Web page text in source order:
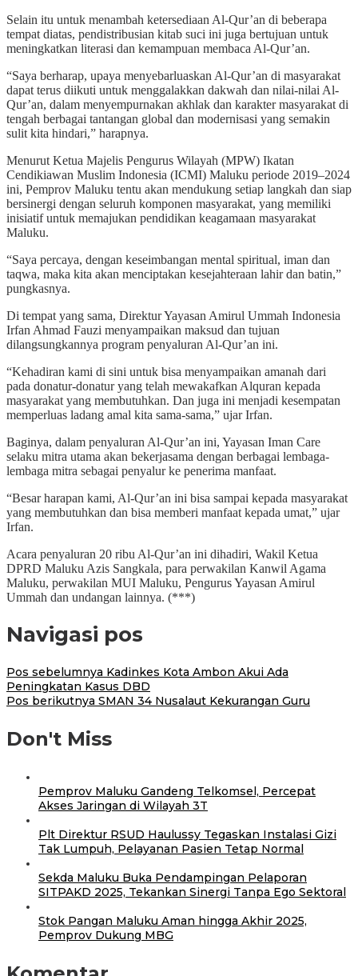
Selain itu untuk menambah ketersediaan Al-Qur’an di beberapa
tempat diatas, pendistribusian kitab suci ini juga bertujuan untuk
meningkatkan literasi dan kemampuan membaca Al-Qur’an.
“Saya berharap, upaya menyebarluaskan Al-Qur’an di masyarakat
dapat terus diikuti untuk menggalakkan dakwah dan nilai-nilai Al-
Qur’an, dalam menyempurnakan akhlak dan karakter masyarakat di
tengah berbagai tantangan global dan modernisasi yang semakin
sulit kita hindari,” harapnya.
Menurut Ketua Majelis Pengurus Wilayah (MPW) Ikatan
Cendikiawan Muslim Indonesia (ICMI) Maluku periode 2019–2024
ini, Pemprov Maluku tentu akan mendukung setiap langkah dan siap
bersinergi dengan seluruh komponen masyarakat, yang memiliki
inisiatif untuk memajukan pendidikan keagamaan masyarakat
Maluku.
“Saya percaya, dengan keseimbangan mental spiritual, iman dan
taqwa, maka kita akan menciptakan kesejahteraan lahir dan batin,”
pungkasnya.
Di tempat yang sama, Direktur Yayasan Amirul Ummah Indonesia
Irfan Ahmad Fauzi menyampaikan maksud dan tujuan
dilangsungkannya program penyaluran Al-Qur’an ini.
“Kehadiran kami di sini untuk bisa menyampaikan amanah dari
pada donatur-donatur yang telah mewakafkan Alquran kepada
masyarakat yang membutuhkan. Dan juga ini menjadi kesempatan
memperluas ladang amal kita sama-sama,” ujar Irfan.
Baginya, dalam penyaluran Al-Qur’an ini, Yayasan Iman Care
selaku mitra utama akan bekerjasama dengan berbagai lembaga-
lembaga mitra sebagai penyalur ke penerima manfaat.
“Besar harapan kami, Al-Qur’an ini bisa sampai kepada masyarakat
yang membutuhkan dan bisa memberi manfaat kepada umat,” ujar
Irfan.
Acara penyaluran 20 ribu Al-Qur’an ini dihadiri, Wakil Ketua
DPRD Maluku Azis Sangkala, para perwakilan Kanwil Agama
Maluku, perwakilan MUI Maluku, Pengurus Yayasan Amirul
Ummah dan undangan lainnya. (***)
Navigasi pos
Pos sebelumnya Kadinkes Kota Ambon Akui Ada
Peningkatan Kasus DBD
Pos berikutnya SMAN 34 Nusalaut Kekurangan Guru
Don't Miss
Pemprov Maluku Gandeng Telkomsel, Percepat
Akses Jaringan di Wilayah 3T
Plt Direktur RSUD Haulussy Tegaskan Instalasi Gizi
Tak Lumpuh, Pelayanan Pasien Tetap Normal
Sekda Maluku Buka Pendampingan Pelaporan
SITPAKD 2025, Tekankan Sinergi Tanpa Ego Sektoral
Stok Pangan Maluku Aman hingga Akhir 2025,
Pemprov Dukung MBG